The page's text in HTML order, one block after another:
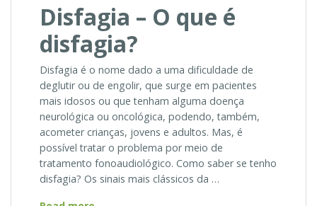
Disfagia – O que é
disfagia?
Disfagia é o nome dado a uma dificuldade de
deglutir ou de engolir, que surge em pacientes
mais idosos ou que tenham alguma doença
neurológica ou oncológica, podendo, também,
acometer crianças, jovens e adultos. Mas, é
possível tratar o problema por meio de
tratamento fonoaudiológico. Como saber se tenho
disfagia? Os sinais mais clássicos da …